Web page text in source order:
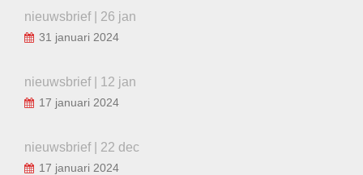
nieuwsbrief | 26 jan
31 januari 2024
nieuwsbrief | 12 jan
17 januari 2024
nieuwsbrief | 22 dec
17 januari 2024